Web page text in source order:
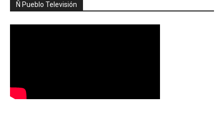
Ñ Pueblo Televisión